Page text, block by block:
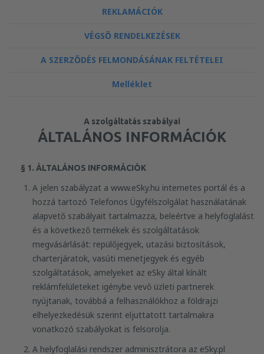
REKLAMÁCIÓK
VÉGSŐ RENDELKEZÉSEK
A SZERZŐDÉS FELMONDÁSÁNAK FELTÉTELEI
Melléklet
A szolgáltatás szabályai
ÁLTALÁNOS INFORMÁCIÓK
§ 1. ÁLTALÁNOS INFORMÁCIÓK
A jelen szabályzat a www.eSky.hu internetes portál és a
hozzá tartozó Telefonos Ügyfélszolgálat használatának
alapvető szabályait tartalmazza, beleértve a helyfoglalást
és a következő termékek és szolgáltatások
megvásárlását: repülőjegyek, utazási biztosítások,
charterjáratok, vasúti menetjegyek és egyéb
szolgáltatások, amelyeket az eSky által kínált
reklámfelületeket igénybe vevő üzleti partnerek
nyújtanak, továbbá a felhasználókhoz a földrajzi
elhelyezkedésük szerint eljuttatott tartalmakra
vonatkozó szabályokat is felsorolja.
A helyfoglalási rendszer adminisztrátora az eSky.pl